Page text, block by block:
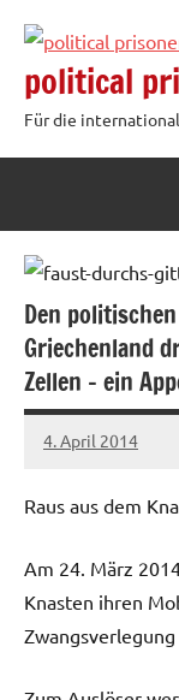
Inhalt
springen
political
Für die
Den
Griechenland
Zellen – ein
4. April 2014
admin
Raus aus dem
Am 24. März
Knasten ihren